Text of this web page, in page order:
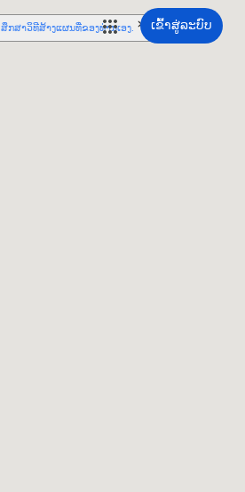
ເຂົ້າສູ່ລະບົບ
ສຶກສາວິທີສ້າງແຜນທີ່ຂອງທ່ານເອງ.